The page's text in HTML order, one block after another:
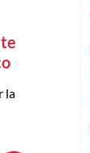
la